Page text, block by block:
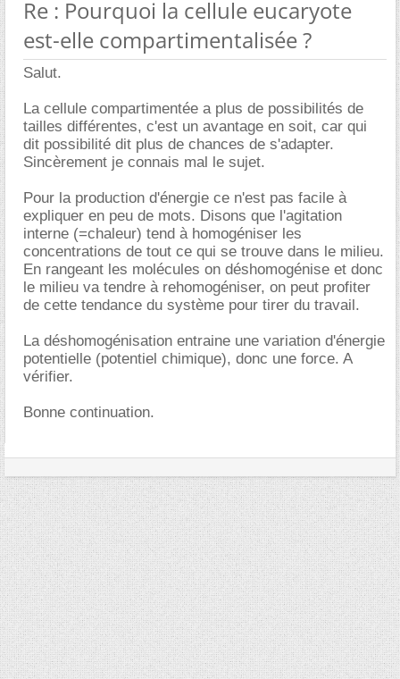
Re : Pourquoi la cellule eucaryote
est-elle compartimentalisée ?
Salut.
La cellule compartimentée a plus de possibilités de
tailles différentes, c'est un avantage en soit, car qui
dit possibilité dit plus de chances de s'adapter.
Sincèrement je connais mal le sujet.
Pour la production d'énergie ce n'est pas facile à
expliquer en peu de mots. Disons que l'agitation
interne (=chaleur) tend à homogéniser les
concentrations de tout ce qui se trouve dans le milieu.
En rangeant les molécules on déshomogénise et donc
le milieu va tendre à rehomogéniser, on peut profiter
de cette tendance du système pour tirer du travail.
La déshomogénisation entraine une variation d'énergie
potentielle (potentiel chimique), donc une force. A
vérifier.
Bonne continuation.